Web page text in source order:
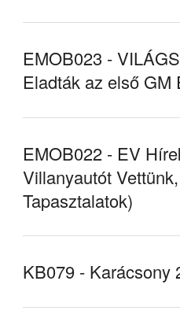
EMOB023 -
Eladták az első GM
EMOB022 - EV
Villanyautót
Tapasztalatok)
KB079 - Karácsony